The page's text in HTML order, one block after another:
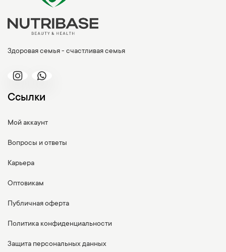
Здоровая семья - счастливая семья
Ссылки
Мой аккаунт
Вопросы и ответы
Карьера
Оптовикам
Публичная оферта
Политика конфиденциальности
Защита персональных данных